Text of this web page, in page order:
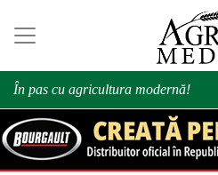
În pas cu agricultura modernă!